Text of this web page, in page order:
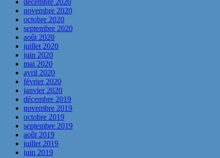
décembre 2020
novembre 2020
octobre 2020
septembre 2020
août 2020
juillet 2020
juin 2020
mai 2020
avril 2020
février 2020
janvier 2020
décembre 2019
novembre 2019
octobre 2019
septembre 2019
août 2019
juillet 2019
juin 2019